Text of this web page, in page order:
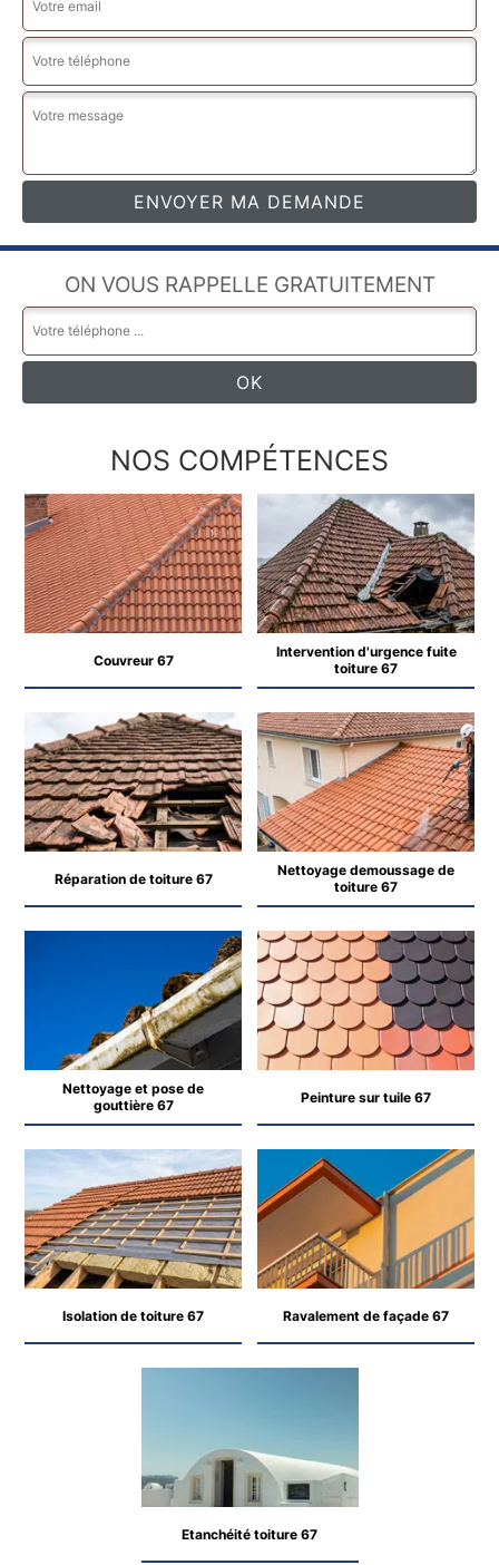
ON VOUS RAPPELLE GRATUITEMENT
NOS COMPÉTENCES
Couvreur 67
Intervention d'urgence fuite
toiture 67
Réparation de toiture 67
Nettoyage demoussage de
toiture 67
Nettoyage et pose de
gouttière 67
Peinture sur tuile 67
Isolation de toiture 67 Ravalement de façade 67
Etanchéité toiture 67